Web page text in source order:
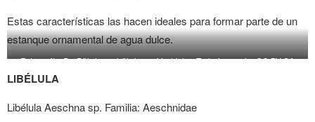
Estas características las hacen ideales para formar parte de un
estanque ornamental de agua dulce.
Fotografía: De Böhringer böhringer friedrich – Trabajo propio, CC BY-SA
2.5, https://commons.wikimedia.org/w/index.php?curid=5966133
LIBÉLULA
Libélula Aeschna sp. Familia: Aeschnidae